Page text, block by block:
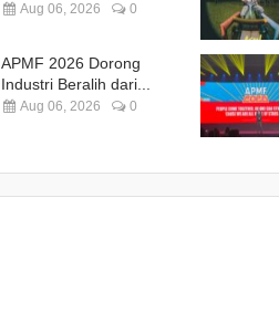
Aug 06, 2026 0
APMF 2026 Dorong
Industri Beralih dari...
Aug 06, 2026 0